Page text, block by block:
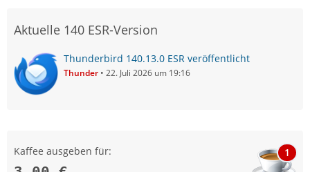
Aktuelle 140 ESR-Version
Thunderbird 140.13.0 ESR veröffentlicht
Thunder 22. Juli 2026 um 19:16
Kaffee ausgeben für: 1